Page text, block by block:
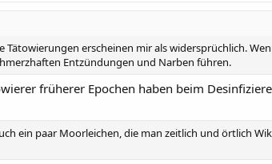
Tätowierungen erscheinen mir als widersprüchlich.
Entzündungen und Narben führen.
früherer Epochen haben beim
ein paar Moorleichen, die man zeitlich und örtlich